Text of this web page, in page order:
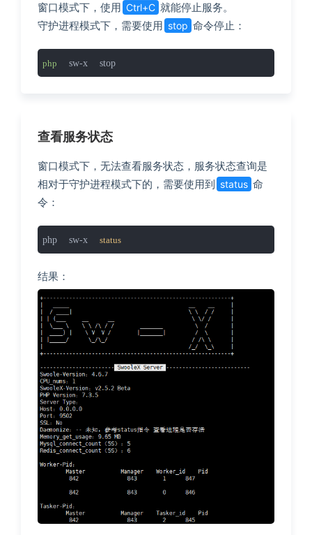
窗口模式下，使用 Ctrl+C 就能停止服务。
守护进程模式下，需要使用 stop 命令停止：
php sw-x stop
查看服务状态
窗口模式下，无法查看服务状态，服务状态查询是
相对于守护进程模式下的，需要使用到 status 命
令：
php sw-x status
结果：